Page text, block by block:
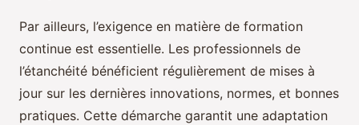
Par ailleurs, l’exigence en matière de formation
continue est essentielle. Les professionnels de
l’étanchéité bénéficient régulièrement de mises à
jour sur les dernières innovations, normes, et bonnes
pratiques. Cette démarche garantit une adaptation